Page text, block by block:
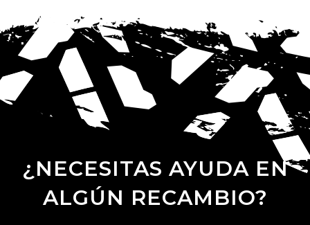
¿NECESITAS AYUDA EN
ALGÚN RECAMBIO?